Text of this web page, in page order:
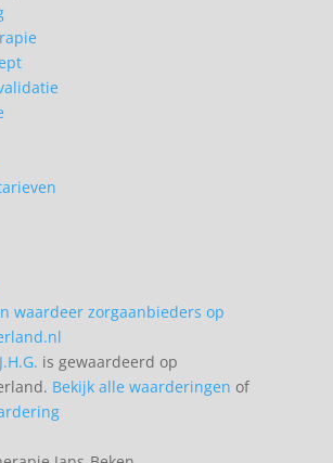
is gewaardeerd op
Bekijk alle waarderingen of